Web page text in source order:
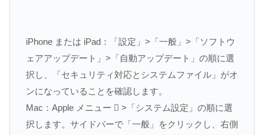
iPhone または iPad：「設定」>「一般」>「ソフトウ
ェアアップデート」>「自動アップデート」の順に選
択し、「セキュリティ対応とシステムファイル」がオ
ンになっていることを確認します。
Mac：Apple メニュー  >「システム設定」の順に選
択します。サイドバーで「一般」をクリックし、右側